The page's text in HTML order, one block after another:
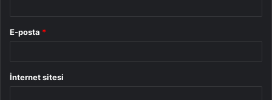
E-posta *
İnternet sitesi